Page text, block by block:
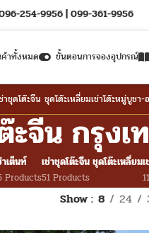
254-9956 | 099-361-9956
ค้าทั้งหมด ขั้นตอนการจองอุปกรณ์
าชุดโต๊ะจีน ชุดโต๊ะเหลี่ยมเช่าโต๊ะหมู่บูชา-
ะจีน กรุง
าเต็นท์
Products
เช่าชุดโต๊ะจีน ชุดโต๊ะเหลี่ยม
51 Products
Show 8 24